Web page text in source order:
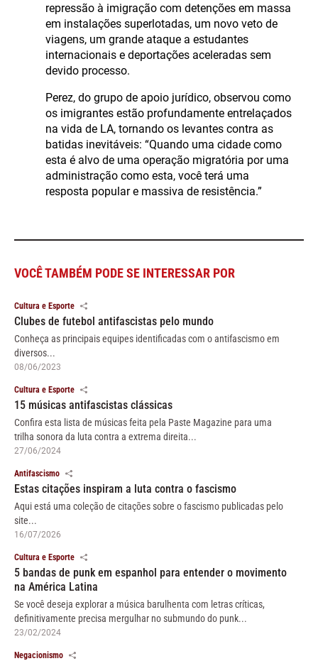
repressão à imigração com detenções em massa
em instalações superlotadas, um novo veto de
viagens, um grande ataque a estudantes
internacionais e deportações aceleradas sem
devido processo.
Perez, do grupo de apoio jurídico, observou como
os imigrantes estão profundamente entrelaçados
na vida de LA, tornando os levantes contra as
batidas inevitáveis: “Quando uma cidade como
esta é alvo de uma operação migratória por uma
administração como esta, você terá uma
resposta popular e massiva de resistência.”
VOCÊ TAMBÉM PODE SE INTERESSAR POR
Cultura e Esporte
Clubes de futebol antifascistas pelo mundo
Conheça as principais equipes identificadas com o antifascismo em
diversos...
08/06/2023
Cultura e Esporte
15 músicas antifascistas clássicas
Confira esta lista de músicas feita pela Paste Magazine para uma
trilha sonora da luta contra a extrema direita...
27/06/2024
Antifascismo
Estas citações inspiram a luta contra o fascismo
Aqui está uma coleção de citações sobre o fascismo publicadas pelo
site...
16/07/2026
Cultura e Esporte
5 bandas de punk em espanhol para entender o movimento
na América Latina
Se você deseja explorar a música barulhenta com letras críticas,
definitivamente precisa mergulhar no submundo do punk...
23/02/2024
Negacionismo